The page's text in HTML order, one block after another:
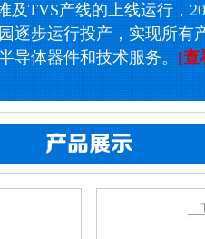
及TVS产线的上线运行，
逐步运行投产，实现所有
导体器件和技术服务。[查